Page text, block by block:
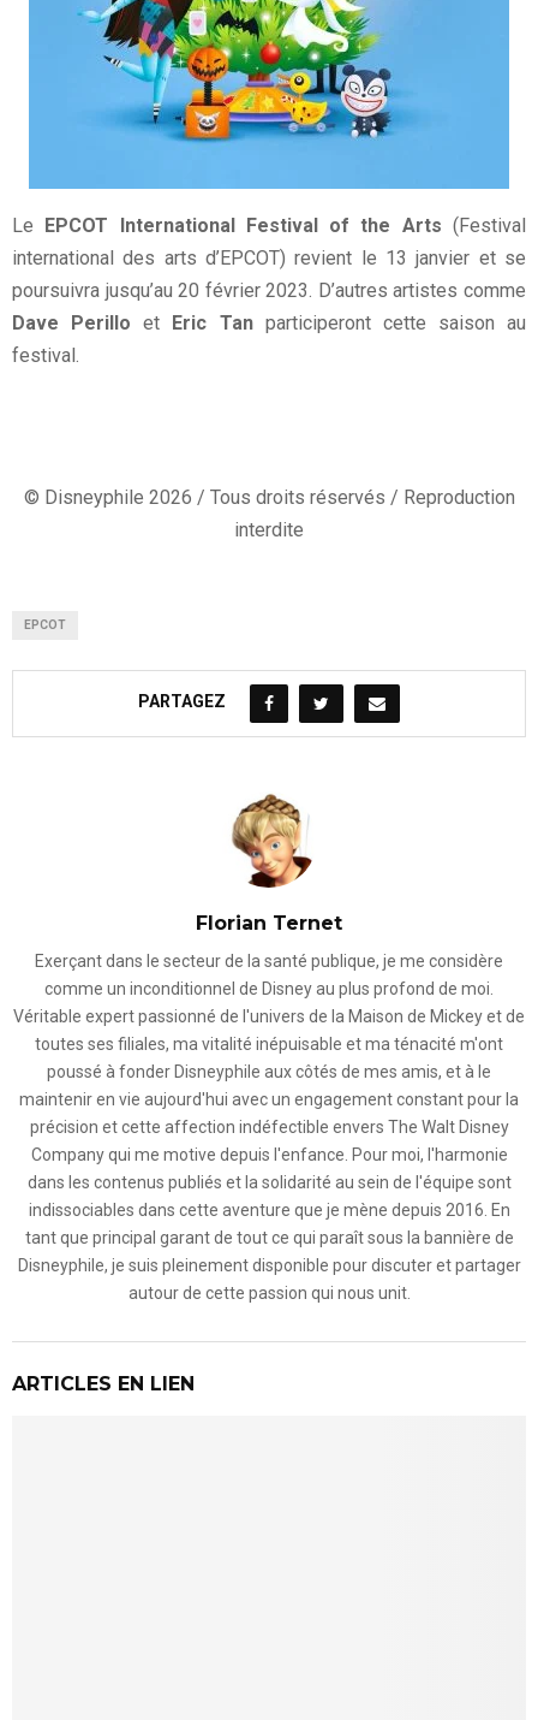
Le EPCOT International Festival of the Arts (Festival
international des arts d’EPCOT) revient le 13 janvier et se
poursuivra jusqu’au 20 février 2023. D’autres artistes comme
Dave Perilloet Eric Tanparticiperont cette saison au
festival.
© Disneyphile 2026 / Tous droits réservés / Reproduction
interdite
EPCOT
PARTAGEZ
Florian Ternet
Exerçant dans le secteur de la santé publique, je me considère
comme un inconditionnel de Disney au plus profond de moi.
Véritable expert passionné de l'univers de la Maison de Mickey et de
toutes ses filiales, ma vitalité inépuisable et ma ténacité m'ont
poussé à fonder Disneyphile aux côtés de mes amis, et à le
maintenir en vie aujourd'hui avec un engagement constant pour la
précision et cette affection indéfectible envers The Walt Disney
Company qui me motive depuis l'enfance. Pour moi, l'harmonie
dans les contenus publiés et la solidarité au sein de l'équipe sont
indissociables dans cette aventure que je mène depuis 2016. En
tant que principal garant de tout ce qui paraît sous la bannière de
Disneyphile, je suis pleinement disponible pour discuter et partager
autour de cette passion qui nous unit.
ARTICLES EN LIEN